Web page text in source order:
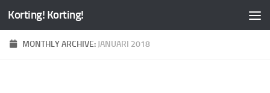
Korting! Korting!
MONTHLY ARCHIVE: JANUARI 2018